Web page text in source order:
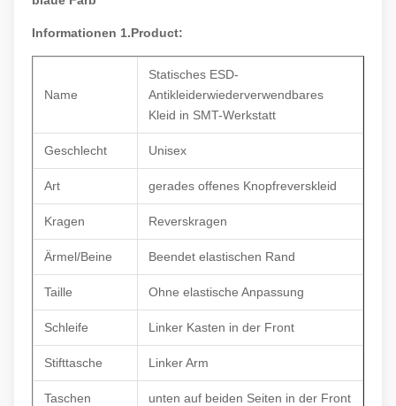
Informationen 1.Product:
Name
Statisches ESD-
Antikleiderwiederverwendbares
Kleid in SMT-Werkstatt
Geschlecht Unisex
Art gerades offenes Knopfreverskleid
Kragen Reverskragen
Ärmel/Beine Beendet elastischen Rand
Taille Ohne elastische Anpassung
Schleife Linker Kasten in der Front
Stifttasche Linker Arm
Taschen unten auf beiden Seiten in der Front